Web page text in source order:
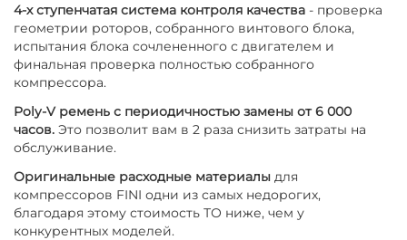
4-х ступенчатая система контроля качества - проверка
геометрии роторов, собранного винтового блока,
испытания блока сочлененного с двигателем и
финальная проверка полностью собранного
компрессора.
Poly-V ремень с периодичностью замены от 6 000
часов.Это позволит вам в 2 раза снизить затраты на
обслуживание.
Оригинальные расходные материалы для
компрессоров FINI одни из самых недорогих,
благодаря этому стоимость ТО ниже, чем у
конкурентных моделей.